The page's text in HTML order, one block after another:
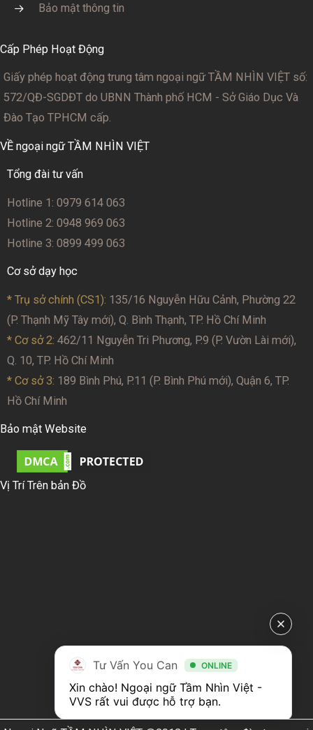
Bảo mật thông tin
Cấp Phép Hoạt Động
Giấy phép hoạt động trung tâm ngoại ngữ TẦM NHÌN VIỆT số:
572/QĐ-SGDĐT do UBNN Thành phố HCM - Sở Giáo Dục Và
Đào Tạo TPHCM cấp.
VỀ ngoại ngữ TẦM NHÌN VIỆT
Tổng đài tư vấn
Hotline 1: 0979 614 063
Hotline 2: 0948 969 063
Hotline 3: 0899 499 063
Cơ sở dạy học
* Trụ sở chính (CS1): 135/16 Nguyễn Hữu Cảnh, Phường 22
(P. Thạnh Mỹ Tây mới), Q. Bình Thạnh, TP. Hồ Chí Minh
* Cơ sở 2: 462/11 Nguyễn Tri Phương, P.9 (P. Vườn Lài mới),
Q. 10, TP. Hồ Chí Minh
* Cơ sở 3: 189 Bình Phú, P.11 (P. Bình Phú mới), Quận 6, TP.
Hồ Chí Minh
Bảo mật Website
Vị Trí Trên bản Đồ
Tư Vấn You Can ONLINE
Xin chào! Ngoại ngữ Tầm Nhìn Việt -
VVS rất vui được hỗ trợ bạn.